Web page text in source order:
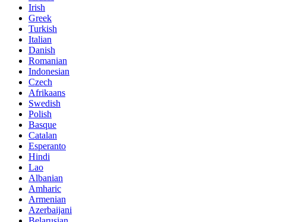
Irish
Greek
Turkish
Italian
Danish
Romanian
Indonesian
Czech
Afrikaans
Swedish
Polish
Basque
Catalan
Esperanto
Hindi
Lao
Albanian
Amharic
Armenian
Azerbaijani